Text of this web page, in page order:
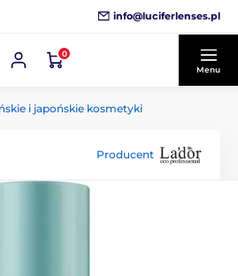
info@luciferlenses.pl
0
Menu
i japońskie kosmetyki
Producent